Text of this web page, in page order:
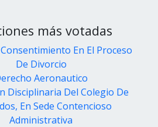
más votadas
En El Proceso
De Divorcio
Aeronautico
Disciplinaria Del Colegio De
En Sede Contencioso
Administrativa